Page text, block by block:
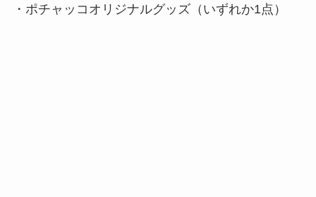
・ポチャッコオリジナルグッズ（いずれか1点）